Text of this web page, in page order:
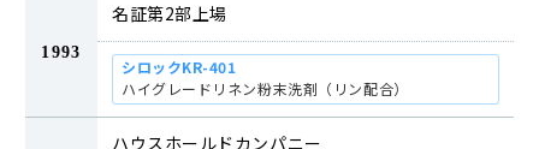
1993
名証第2部上場
シロックKR-401
ハイグレードリネン粉末洗剤（リン配合）
ハウスホールドカンパニー